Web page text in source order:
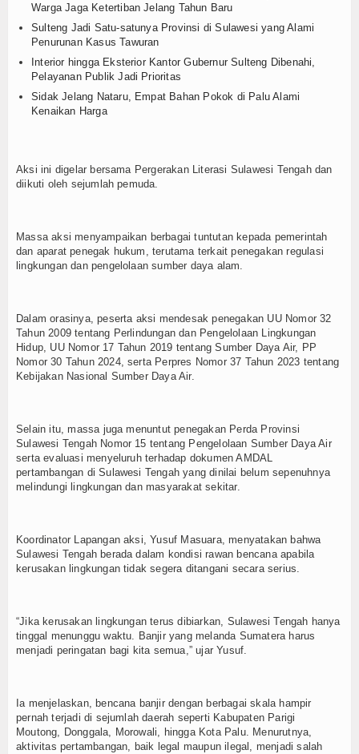
Warga Jaga Ketertiban Jelang Tahun Baru
Sulteng Jadi Satu-satunya Provinsi di Sulawesi yang Alami
Penurunan Kasus Tawuran
Interior hingga Eksterior Kantor Gubernur Sulteng Dibenahi,
Pelayanan Publik Jadi Prioritas
Sidak Jelang Nataru, Empat Bahan Pokok di Palu Alami
Kenaikan Harga
Aksi ini digelar bersama Pergerakan Literasi Sulawesi Tengah dan
diikuti oleh sejumlah pemuda.
Massa aksi menyampaikan berbagai tuntutan kepada pemerintah
dan aparat penegak hukum, terutama terkait penegakan regulasi
lingkungan dan pengelolaan sumber daya alam.
Dalam orasinya, peserta aksi mendesak penegakan UU Nomor 32
Tahun 2009 tentang Perlindungan dan Pengelolaan Lingkungan
Hidup, UU Nomor 17 Tahun 2019 tentang Sumber Daya Air, PP
Nomor 30 Tahun 2024, serta Perpres Nomor 37 Tahun 2023 tentang
Kebijakan Nasional Sumber Daya Air.
Selain itu, massa juga menuntut penegakan Perda Provinsi
Sulawesi Tengah Nomor 15 tentang Pengelolaan Sumber Daya Air
serta evaluasi menyeluruh terhadap dokumen AMDAL
pertambangan di Sulawesi Tengah yang dinilai belum sepenuhnya
melindungi lingkungan dan masyarakat sekitar.
Koordinator Lapangan aksi, Yusuf Masuara, menyatakan bahwa
Sulawesi Tengah berada dalam kondisi rawan bencana apabila
kerusakan lingkungan tidak segera ditangani secara serius.
“Jika kerusakan lingkungan terus dibiarkan, Sulawesi Tengah hanya
tinggal menunggu waktu. Banjir yang melanda Sumatera harus
menjadi peringatan bagi kita semua,” ujar Yusuf.
Ia menjelaskan, bencana banjir dengan berbagai skala hampir
pernah terjadi di sejumlah daerah seperti Kabupaten Parigi
Moutong, Donggala, Morowali, hingga Kota Palu. Menurutnya,
aktivitas pertambangan, baik legal maupun ilegal, menjadi salah